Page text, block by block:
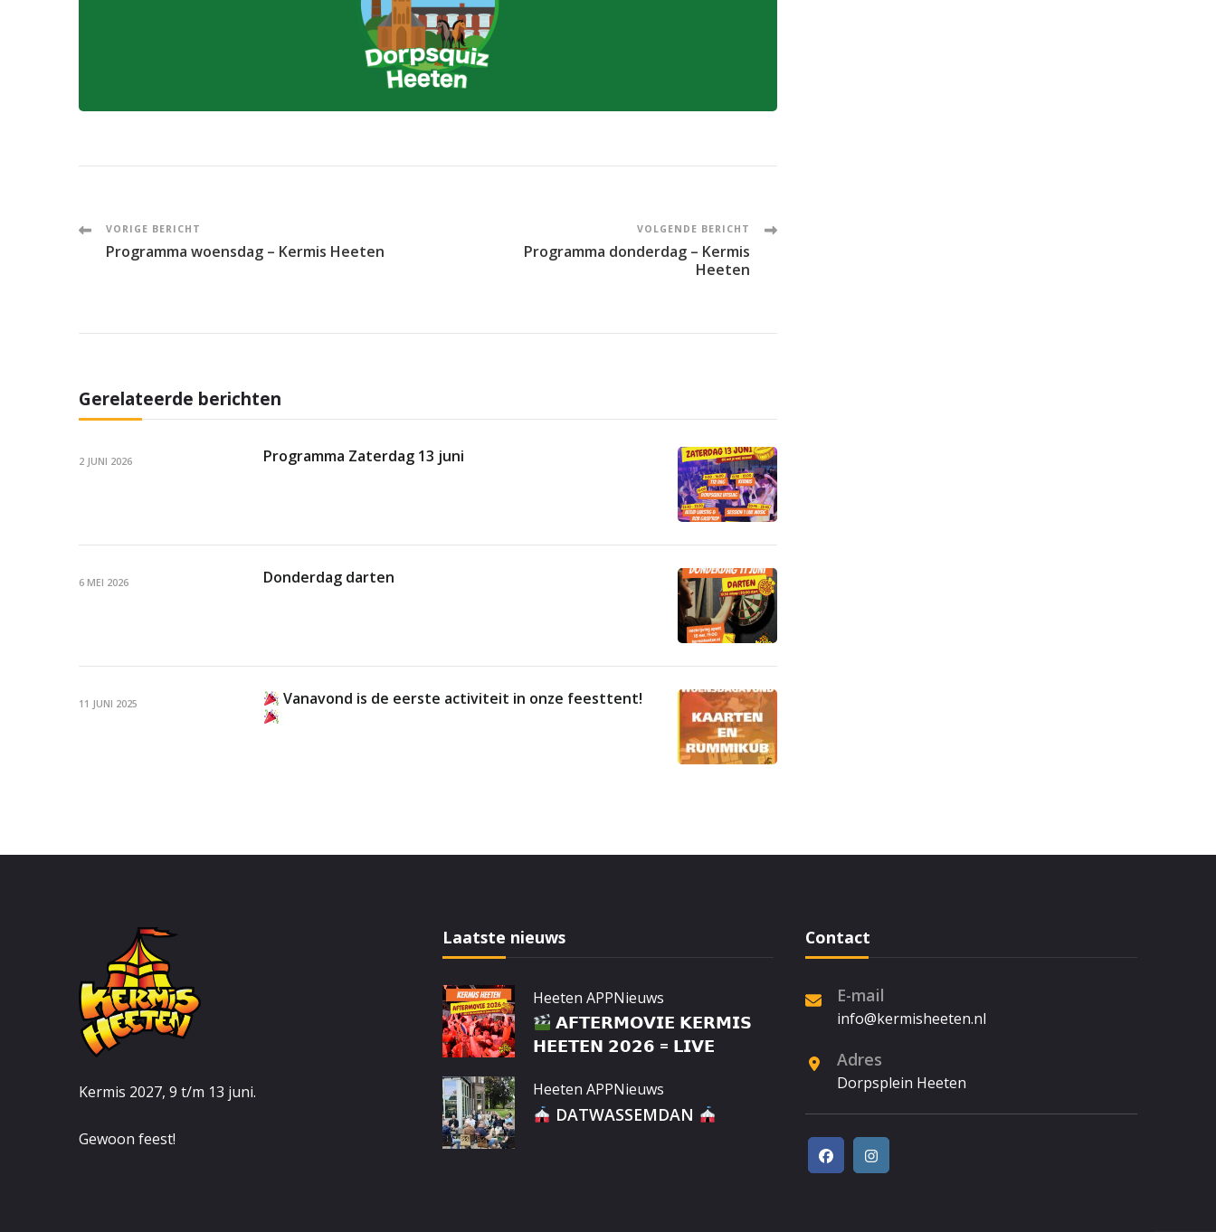
Post
VORIGE BERICHT
Programma woensdag – Kermis Heeten
VOLGENDE BERICHT
Programma donderdag – Kermis
Heeten
Gerelateerde berichten
2 JUNI 2026 Programma Zaterdag 13 juni
6 MEI 2026 Donderdag darten
11 JUNI 2025 Vanavond is de eerste activiteit in onze feesttent!
Kermis 2027, 9 t/m 13 juni.
Gewoon feest!
Laatste nieuws
Heeten APPNieuws
𝗔𝗙𝗧𝗘𝗥𝗠𝗢𝗩𝗜𝗘 𝗞𝗘𝗥𝗠𝗜𝗦
𝗛𝗘𝗘𝗧𝗘𝗡 𝟮𝟬𝟮𝟲 = 𝗟𝗜𝗩𝗘
Heeten APPNieuws
DATWASSEMDAN
Contact
E-mail
info@kermisheeten.nl
Adres
Dorpsplein Heeten